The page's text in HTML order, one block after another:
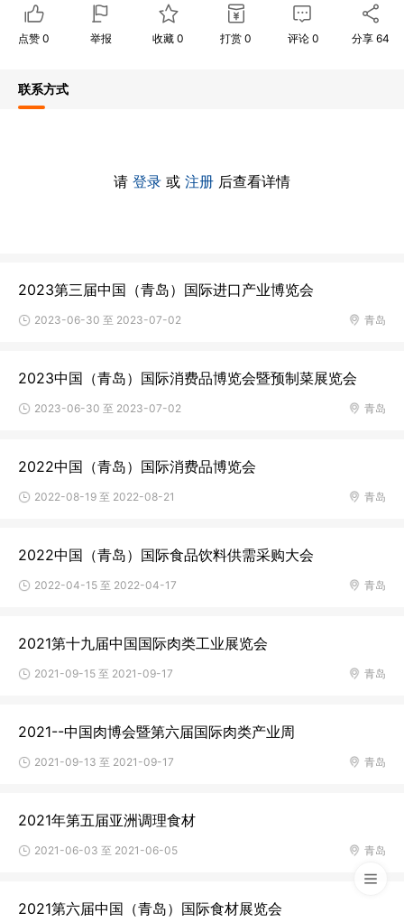
点赞 0 举报 收藏0 打赏 0 评论 0 分享 64
联系方式
请 登录 或 注册 后查看详情
2023第三届中国（青岛）国际进口产业博览会
青岛
2023-06-30 至 2023-07-02
2023中国（青岛）国际消费品博览会暨预制菜展览会
青岛
2023-06-30 至 2023-07-02
2022中国（青岛）国际消费品博览会
青岛
2022-08-19 至 2022-08-21
2022中国（青岛）国际食品饮料供需采购大会
青岛
2022-04-15 至 2022-04-17
2021第十九届中国国际肉类工业展览会
青岛
2021-09-15 至 2021-09-17
2021--中国肉博会暨第六届国际肉类产业周
青岛
2021-09-13 至 2021-09-17
2021年第五届亚洲调理食材
青岛
2021-06-03 至 2021-06-05
2021第六届中国（青岛）国际食材展览会